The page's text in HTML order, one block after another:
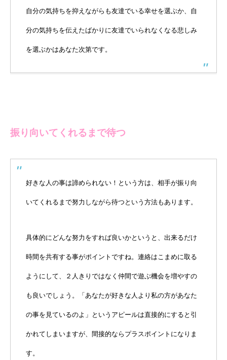
自分の気持ちを抑えながらも友達でいる幸せを選ぶか、自
分の気持ちを伝えたばかりに友達でいられなくなる悲しみ
を選ぶかはあなた次第です。
振り向いてくれるまで待つ
好きな人の事は諦められない！という方は、相手が振り向
いてくれるまで努力しながら待つという方法もあります。
具体的にどんな努力をすれば良いかというと、出来るだけ
時間を共有する事がポイントですね。連絡はこまめに取る
ようにして、２人きりではなく仲間で遊ぶ機会を増やすの
も良いでしょう。「あなたが好きな人より私の方があなた
の事を見ているのよ」というアピールは直接的にすると引
かれてしまいますが、間接的ならプラスポイントになりま
す。